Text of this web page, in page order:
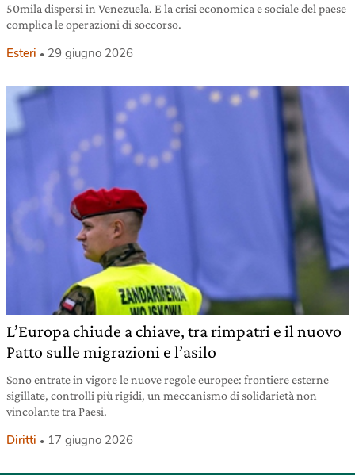
50mila dispersi in Venezuela. E la crisi economica e sociale del paese
complica le operazioni di soccorso.
Esteri 29 giugno 2026
L’Europa chiude a chiave, tra rimpatri e il nuovo
Patto sulle migrazioni e l’asilo
Sono entrate in vigore le nuove regole europee: frontiere esterne
sigillate, controlli più rigidi, un meccanismo di solidarietà non
vincolante tra Paesi.
Diritti 17 giugno 2026